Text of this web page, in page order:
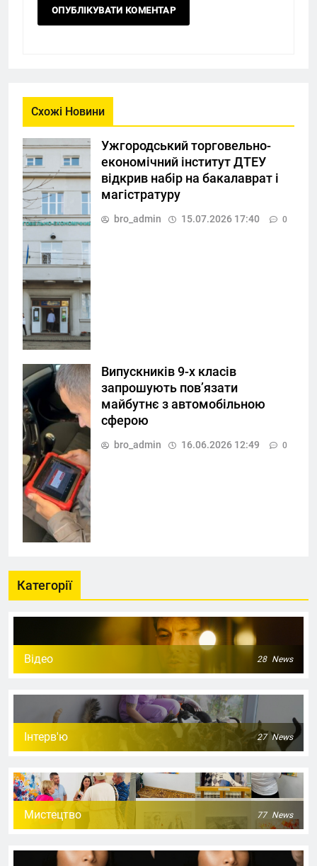
Схожі Новини
Ужгородський торговельно-
економічний інститут ДТЕУ
відкрив набір на бакалаврат і
магістратуру
bro_admin 15.07.2026 17:40 0
Випускників 9-х класів
запрошують пов’язати
майбутнє з автомобільною
сферою
bro_admin 16.06.2026 12:49 0
Категорії
Відео 28 News
Інтерв'ю 27 News
Мистецтво 77 News